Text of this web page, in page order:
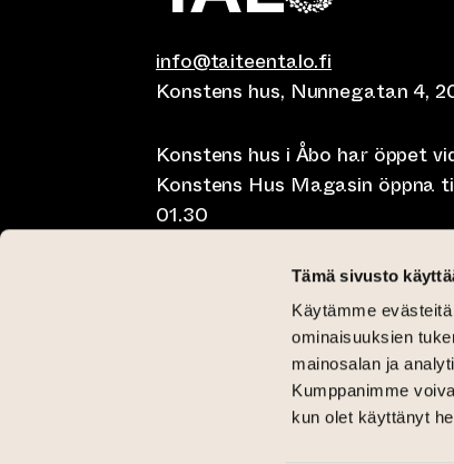
Tämä sivusto
Käytämme
ominaisuuksien
mainosalan ja
Kumppanimme
kun olet käyttänyt
info@taiteentalo.fi
Konstens hus, Nunnegatan 4,
Konstens hus i Åbo har öppet
Konstens Hus Magasin öppna
01.30
Café Elephanten sön-mån 10-
Restaurangen Pegasus
lunch på lördag kl 11-15 och
Kritisk Galleri tis-sön 12-18
Galleri Aski tis-fre 12-18 och